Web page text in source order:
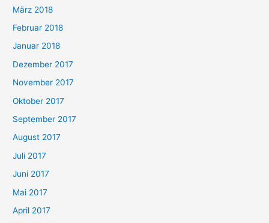
März 2018
Februar 2018
Januar 2018
Dezember 2017
November 2017
Oktober 2017
September 2017
August 2017
Juli 2017
Juni 2017
Mai 2017
April 2017